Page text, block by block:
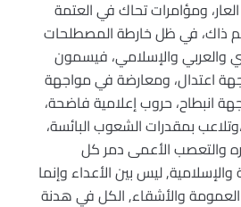
ومؤامرات تحاك في العتمة
ذاك، في ظل خارطة المصطلحات
والعربي والإسلامي، فيسمون
اعتدال، ومعارضة في مواجهة
انبطاح، حروب إعلامية فاضحة،
بمقدرات الشعوب البائسة،
والتعصب الأعمى دمر كل
والإسلامية, ليس بين الأعداء وإنما
العمومة والأشقاء, الكل في هدنة